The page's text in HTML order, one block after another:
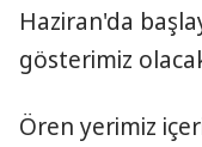
Haziran'da
gösterimiz
Ören yerimiz